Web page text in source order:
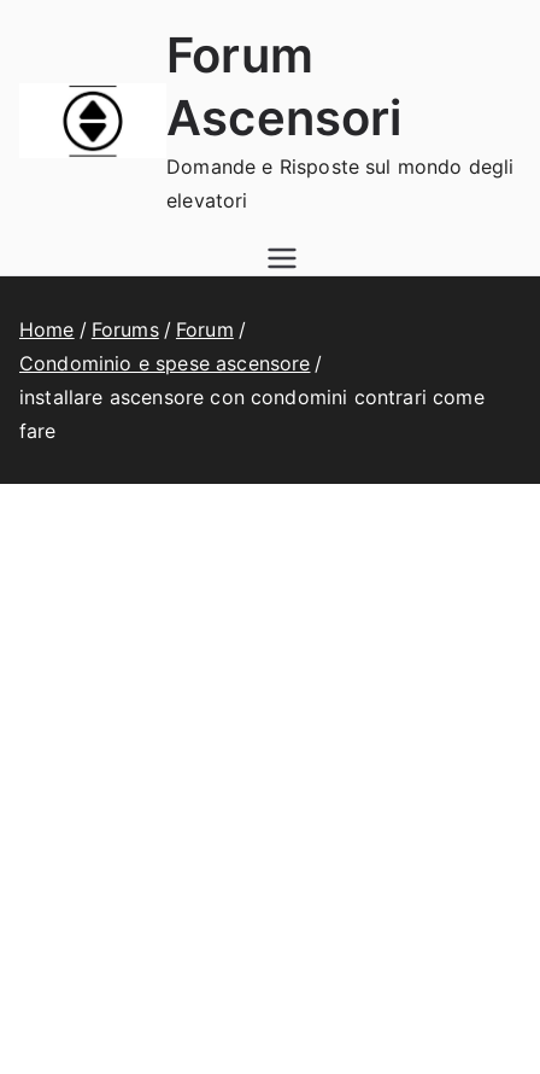
contenuto
Forum
Ascensori
Domande e Risposte sul mondo degli
elevatori
Home Forums
Forum
Condominio e spese ascensore
installare ascensore con condomini contrari come
fare